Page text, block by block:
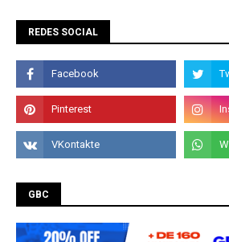
REDES SOCIAL
GBC